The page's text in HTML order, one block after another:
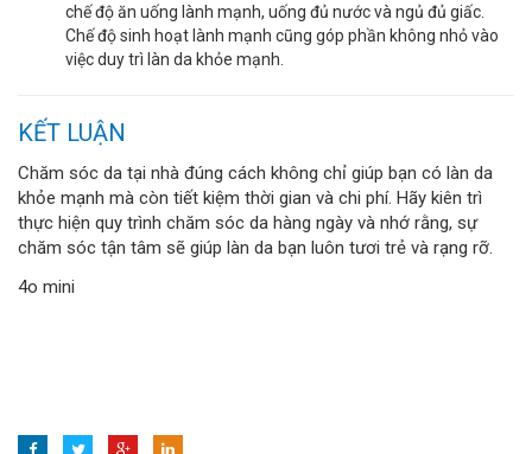
chế độ ăn uống lành mạnh, uống đủ nước và ngủ đủ giấc.
Chế độ sinh hoạt lành mạnh cũng góp phần không nhỏ vào
việc duy trì làn da khỏe mạnh.
KẾT LUẬN
Chăm sóc da tại nhà đúng cách không chỉ giúp bạn có làn da
khỏe mạnh mà còn tiết kiệm thời gian và chi phí. Hãy kiên trì
thực hiện quy trình chăm sóc da hàng ngày và nhớ rằng, sự
chăm sóc tận tâm sẽ giúp làn da bạn luôn tươi trẻ và rạng rỡ.
4o mini